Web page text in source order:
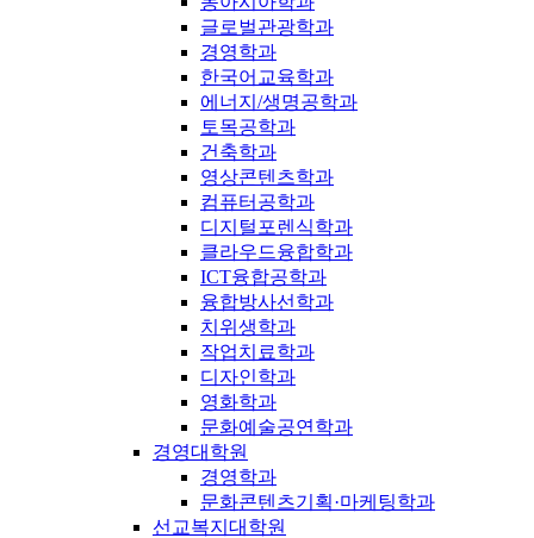
글로벌관광학과
경영학과
한국어교육학과
에너지/생명공학과
토목공학과
건축학과
영상콘텐츠학과
컴퓨터공학과
디지털포렌식학과
클라우드융합학과
ICT융합공학과
융합방사선학과
치위생학과
작업치료학과
디자인학과
영화학과
문화예술공연학과
경영대학원
경영학과
문화콘텐츠기획·마케팅학과
선교복지대학원